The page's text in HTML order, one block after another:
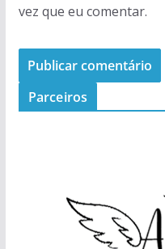
vez que eu comentar.
Parceiros